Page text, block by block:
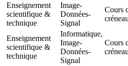
Enseignement
scientifique &
technique
Image-
Données-
Signal
Cours
Enseignement
scientifique &
technique
Informatique,
Image-
Données-
Signal
Cours